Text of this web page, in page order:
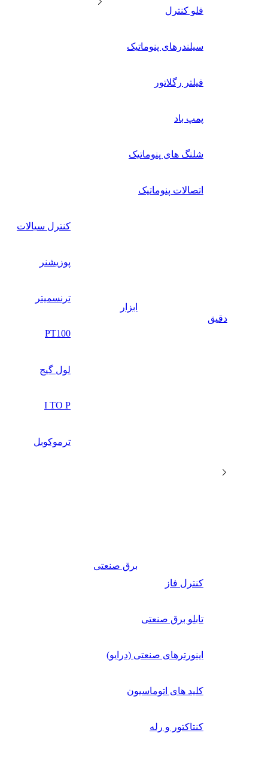
فلو کنترل
سیلندرهای پنوماتیک
فیلتر رگلاتور
پمپ باد
شلنگ های پنوماتیک
اتصالات پنوماتیک
ابزار
دقیق
کنترل سیالات
پوزیشنر
ترنسمیتر
PT100
لول گیج
I TO P
ترموکوبل
برق صنعتی
کنترل فاز
تابلو برق صنعتی
اینورترهای صنعتی (درایو)
کلید های اتوماسیون
کنتاکتور و رله